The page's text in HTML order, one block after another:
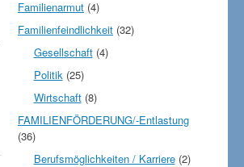
Familienarmut (4)
Familienfeindlichkeit (32)
Gesellschaft(4)
Politik(25)
Wirtschaft(8)
FAMILIENFÖRDERUNG/-Entlastung
(36)
Berufsmöglichkeiten / Karriere(2)